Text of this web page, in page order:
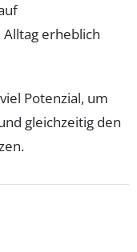
erheblich
Potenzial, um
gleichzeitig den